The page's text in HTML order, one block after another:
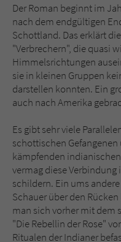
Der Roman beginnt im
nach dem endgültigen
Schottland. Das erklärt
"Verbrechern", die quasi
Himmelsrichtungen
sie in kleinen Gruppen
darstellen konnten. Ein
auch nach Amerika
Es gibt sehr viele
schottischen
kämpfenden
vermag diese
schildern. Ein ums
Schauer über den
man sich vorher mit dem
"Die Rebellin der Rose"
Ritualen der Indianer